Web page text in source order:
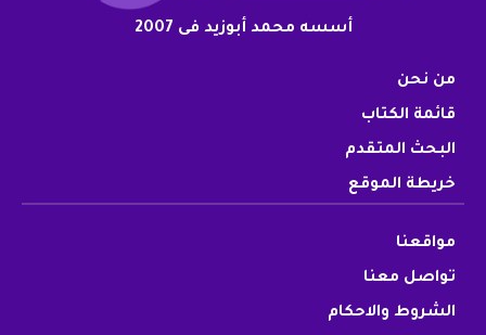
أسسه محمد أبوزيد فى 2007
من نحن
قائمة الكتاب
البحث المتقدم
خريطة الموقع
مواقعنا
تواصل معنا
الشروط والاحكام